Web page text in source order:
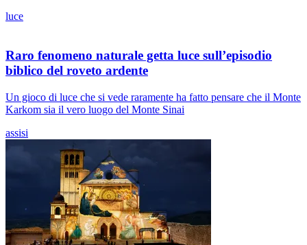
luce
Raro fenomeno naturale getta luce sull’episodio
biblico del roveto ardente
Un gioco di luce che si vede raramente ha fatto pensare che il Monte
Karkom sia il vero luogo del Monte Sinai
assisi